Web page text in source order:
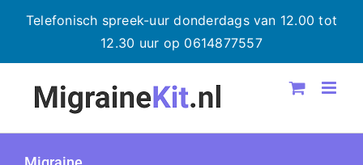
Telefonisch spreek-uur donderdags van 12.00 tot
12.30 uur op 0614877557